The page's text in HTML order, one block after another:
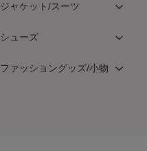
ジャケット/スーツ
シューズ
ファッショングッズ/小物